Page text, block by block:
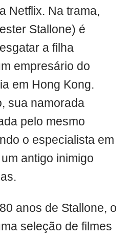
Netflix. Na trama,
Stallone) é
a filha
empresário do
em Hong Kong.
sua namorada
pelo mesmo
o especialista em
antigo inimigo
anos de Stallone, o
seleção de filmes